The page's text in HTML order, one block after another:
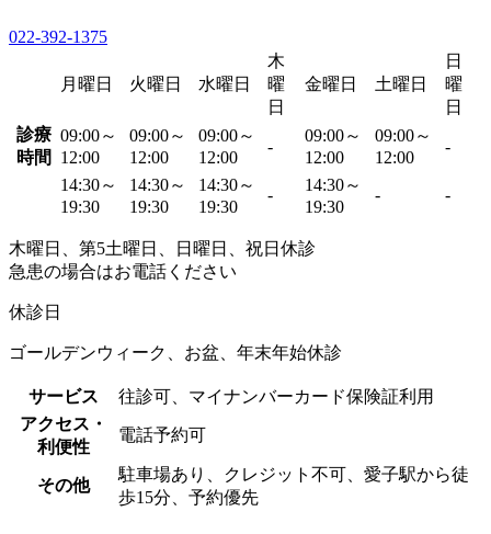
022-392-1375
月曜日 火曜日 水曜日
木
曜
日
金曜日 土曜日
日
曜
日
診療
時間
09:00～
12:00
09:00～
12:00
09:00～
12:00
-
09:00～
12:00
09:00～
12:00
-
14:30～
19:30
14:30～
19:30
14:30～
19:30
-
14:30～
19:30
- -
木曜日、第5土曜日、日曜日、祝日休診
急患の場合はお電話ください
休診日
ゴールデンウィーク、お盆、年末年始休診
サービス
往診可、マイナンバーカード保険証利用
アクセス・
利便性
電話予約可
その他
駐車場あり、クレジット不可、愛子駅から徒
歩15分、予約優先